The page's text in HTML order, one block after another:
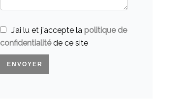
J’ai lu et j'accepte la politique de
confidentialitéde ce site
ENVOYER